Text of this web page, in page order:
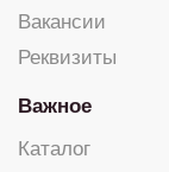
Вакансии
Реквизиты
Важное
Каталог